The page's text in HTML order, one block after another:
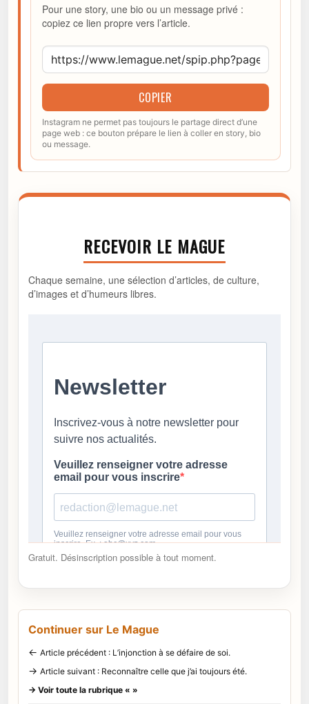
Pour une story, une bio ou un message privé :
copiez ce lien propre vers l’article.
COPIER
Instagram ne permet pas toujours le partage direct d’une
page web : ce bouton prépare le lien à coller en story, bio
ou message.
RECEVOIR LE MAGUE
Chaque semaine, une sélection d’articles, de culture,
d’images et d’humeurs libres.
Gratuit. Désinscription possible à tout moment.
Continuer sur Le Mague
← Article précédent : L’injonction à se défaire de soi.
→ Article suivant : Reconnaître celle que j’ai toujours été.
→ Voir toute la rubrique « »